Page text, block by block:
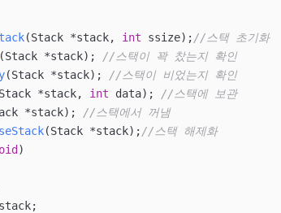
(Stack *stack, int ssize) ; //스택 초기화
(Stack *stack) ;
//스택이 꽉 찼는지 확인
(Stack *stack) ;
//스택이 비었는지 확인
*stack, int data) ;
//스택에 보관
*stack) ;
//스택에서 꺼냄
(Stack *stack) ; //스택 해제화
)